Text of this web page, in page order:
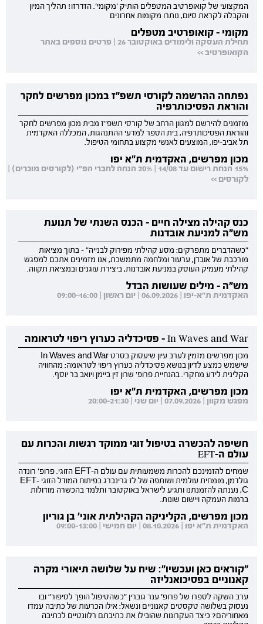
המקצועי של קואופרטיב המטפלים הותיק 'מקומי'. הזדרזו! תהליך המיון
והקבלה לקראת סיום, נותרו מקומות אחרונים
מקומי - קואופרטיב מטפלים
תחילת העסקה ולימודים באוקטובר 26 | פרטים נוספים באתר
הקואופרטיב >>
נפתחה ההרשמה לקורסי תשפ"ז במכון מפרשים לחקר
והוראת הפסיכותרפיה
מוזמנים להירשם למגוון הרחב של קורסי תשפ"ז מבית מכון מפרשים לחקר
והוראת הפסיכותרפיה, בית הספר למדעי ההתנהגות, המכללה האקדמית
תל אביב-יפו, המוצעים לאנשי מקצוע בתחומי הטיפול.
מכון מפרשים, האקדמית ת"א יפו
15% הנחת רישום עד 14/08 | 20% הנחה לחברי הפ"י (לקורסים מוכרים) |
לקורסים >>
כנס קהילה מצילה חיים - הכנס השנתי של תנועת
מש"ה למניעת אובדנות
"כשהדברים מתפרקים: מסע קהילתי מפירוק לבנייה" - בתוך מציאות
מורכבת של אובדן, ערעור ומלחמה מתמשכת, אנו מזמינים אתכם למפגש
קהילתי מעמיק העוסק במניעת אובדנות, ביצירת עוגנים ובמציאת תקווה.
מש"ה - מילים שעושות הבדל
האקדמית ת"א-יפו | 06.09.2026 | יום ראשון | 09:00-16:00
In Waves and War - פסיכדליה כערוץ ריפוי לטראומה
מכון מפרשים מזמין לערב עיון שיעסוק בסרט In Waves and War
שישמש כמצע לדיון בנושא פסיכדליה כערוץ ריפוי לטראומה: מהחוויה
הקלינית לידע מחקרי. בהנחיית פרופ' שרון זין ביימן ויואב בר יוסף.
מכון מפרשים, האקדמית ת"א יפו
מפגש מקוון | 07.09.2026 | יום שני | 20:00-21:30
חשיפה להכשרה בטיפול זוגי ממוקד רגשות והכרות עם
עולם ה-EFT
שמחים להזמינכם להכרות משמעותית עם עולם ה-EFT הזוגי. פרופ' רונדה
גולדמן, מומחית עולמית ושותפה של לז גרינברג בפיתוח המודל הזוגי EFT-
C, נענתה להזמנתנו ותגיע לישראל באוקטובר ותלמד בהכשרה מודולות
ברמות העמקה ויישום שונות.
מכון מפרשים, הקליניקה הקהילתית אוני' בן גוריון
האקדמית ת"א יפו | 08.10.2026 | יום חמישי | 09:00-13:00
"קוראים כאן ועכשיו": שיח על שלושה תיאורי מקרה
קאנוניים בפסיכואנליזה
ערב השקה לספרו של פרופ' ענר גוברין "כשהטיפול הופך לסיפור" ובו
נעסוק בשלושה טקסטים קאנוניים ונשאל: אילו הכרעות של כתיבה עמדו
מאחוריהם? כיצד העקרונות שהובילו את כתיבתם רלוונטיים לכתיבה